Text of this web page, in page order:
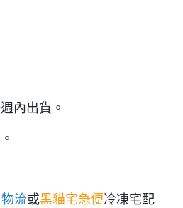
內出貨。
流或黑貓宅急便冷凍宅配